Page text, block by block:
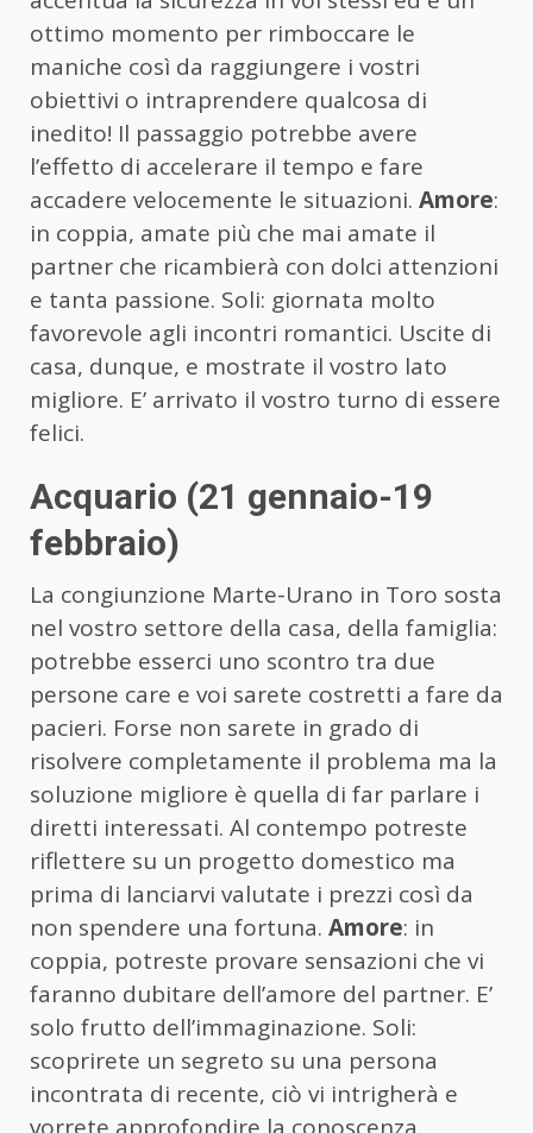
ottimo momento per rimboccare le
maniche così da raggiungere i vostri
obiettivi o intraprendere qualcosa di
inedito! Il passaggio potrebbe avere
l’effetto di accelerare il tempo e fare
accadere velocemente le situazioni. Amore:
in coppia, amate più che mai amate il
partner che ricambierà con dolci attenzioni
e tanta passione. Soli: giornata molto
favorevole agli incontri romantici. Uscite di
casa, dunque, e mostrate il vostro lato
migliore. E’ arrivato il vostro turno di essere
felici.
Acquario (21 gennaio-19
febbraio)
La congiunzione Marte-Urano in Toro sosta
nel vostro settore della casa, della famiglia:
potrebbe esserci uno scontro tra due
persone care e voi sarete costretti a fare da
pacieri. Forse non sarete in grado di
risolvere completamente il problema ma la
soluzione migliore è quella di far parlare i
diretti interessati. Al contempo potreste
riflettere su un progetto domestico ma
prima di lanciarvi valutate i prezzi così da
non spendere una fortuna. Amore: in
coppia, potreste provare sensazioni che vi
faranno dubitare dell’amore del partner. E’
solo frutto dell’immaginazione. Soli:
scoprirete un segreto su una persona
incontrata di recente, ciò vi intrigherà e